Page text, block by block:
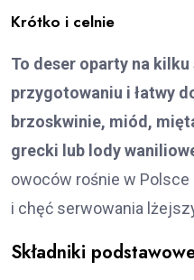
Krótko i celnie
To deser oparty na
przygotowaniu i łatwy
brzoskwinie, miód,
grecki lub lody
owoców rośnie w
i chęć serwowania
Składniki